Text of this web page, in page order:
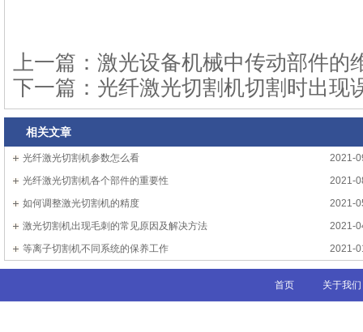
上一篇： 激光设备机械中传动部件的
下一篇： 光纤激光切割机切割时出现
相关文章
2021-
光纤激光切割机参数怎么看
2021-
光纤激光切割机各个部件的重要性
2021-
如何调整激光切割机的精度
2021-
激光切割机出现毛刺的常见原因及解决方法
2021-
等离子切割机不同系统的保养工作
首页 关于我们